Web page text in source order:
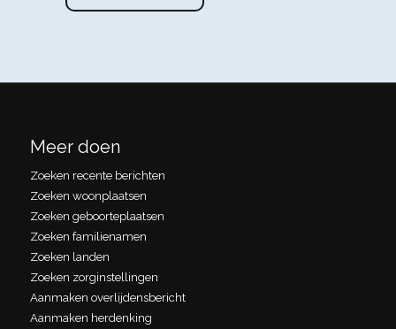
Meer doen
Zoeken recente berichten
Zoeken woonplaatsen
Zoeken geboorteplaatsen
Zoeken familienamen
Zoeken landen
Zoeken zorginstellingen
Aanmaken overlijdensbericht
Aanmaken herdenking